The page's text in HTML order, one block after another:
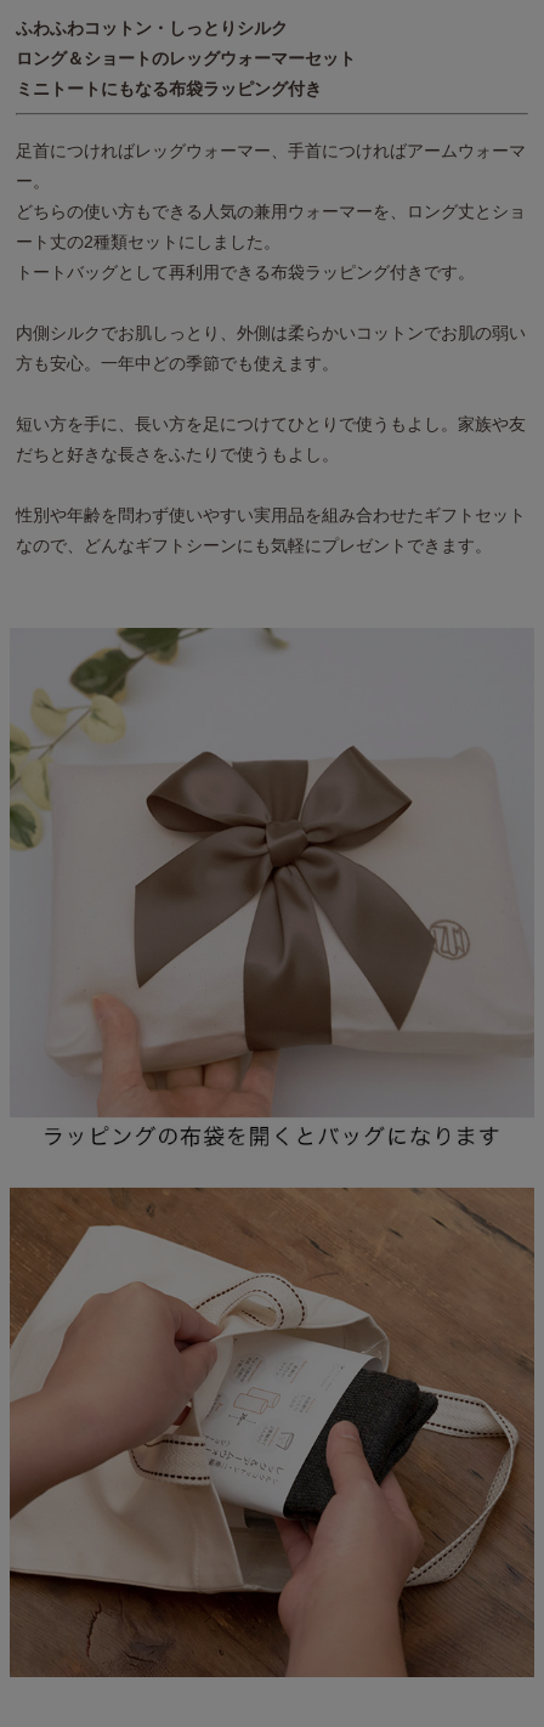
ふわふわコットン・しっとりシルク
ロング＆ショートのレッグウォーマーセット
ミニトートにもなる布袋ラッピング付き
足首につければレッグウォーマー、手首につければアームウォーマ
ー。
どちらの使い方もできる人気の兼用ウォーマーを、ロング丈とショ
ート丈の2種類セットにしました。
トートバッグとして再利用できる布袋ラッピング付きです。
内側シルクでお肌しっとり、外側は柔らかいコットンでお肌の弱い
方も安心。一年中どの季節でも使えます。
短い方を手に、長い方を足につけてひとりで使うもよし。家族や友
だちと好きな長さをふたりで使うもよし。
性別や年齢を問わず使いやすい実用品を組み合わせたギフトセット
なので、どんなギフトシーンにも気軽にプレゼントできます。